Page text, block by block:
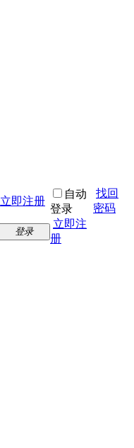
立即注册
自动
登录
找回
密码
登录
立即注
册